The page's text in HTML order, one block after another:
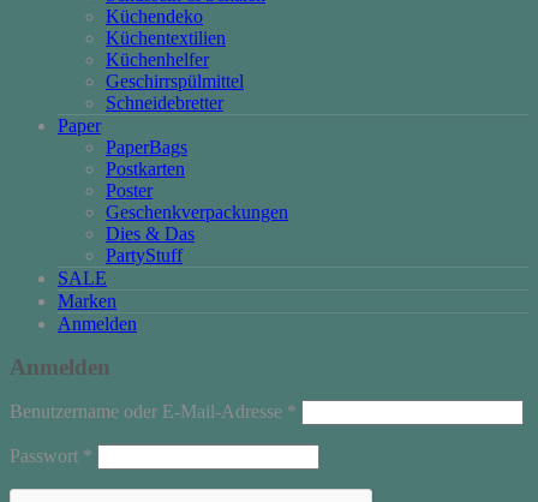
Küchendeko
Küchentextilien
Küchenhelfer
Geschirrspülmittel
Schneidebretter
Paper
PaperBags
Postkarten
Poster
Geschenkverpackungen
Dies & Das
PartyStuff
SALE
Marken
Anmelden
Anmelden
Benutzername oder E-Mail-Adresse *
Passwort *